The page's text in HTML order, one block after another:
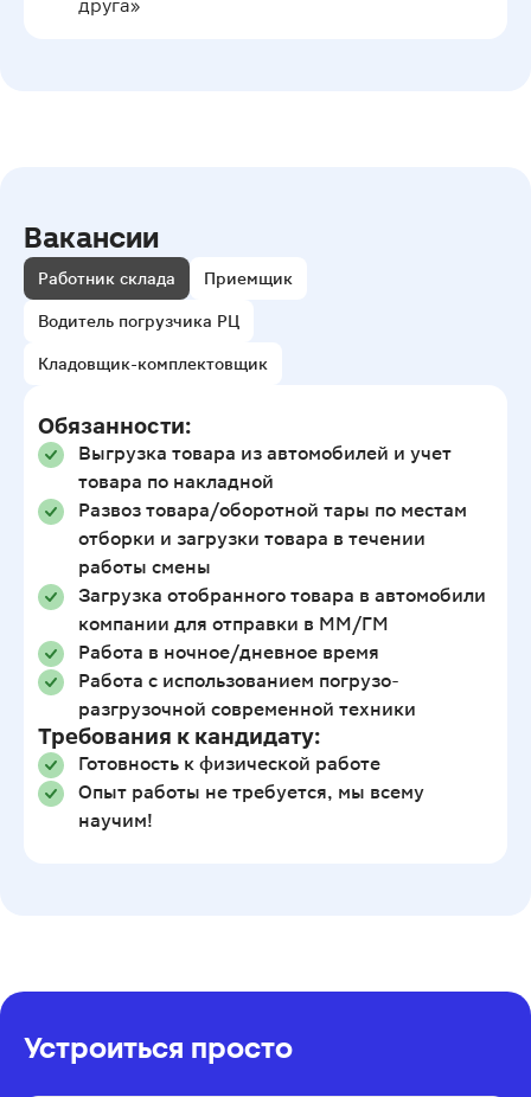
друга»
Вакансии
Работник склада Приемщик
Водитель погрузчика РЦ
Кладовщик-комплектовщик
Обязанности:
Выгрузка товара из автомобилей и учет
товара по накладной
Развоз товара/оборотной тары по местам
отборки и загрузки товара в течении
работы смены
Загрузка отобранного товара в автомобили
компании для отправки в ММ/ГМ
Работа в ночное/дневное время
Работа с использованием погрузо-
разгрузочной современной техники
Требования к кандидату:
Готовность к физической работе
Опыт работы не требуется, мы всему
научим!
Устроиться просто